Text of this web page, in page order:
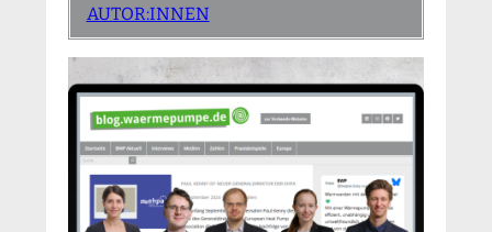
AUTOR:INNEN